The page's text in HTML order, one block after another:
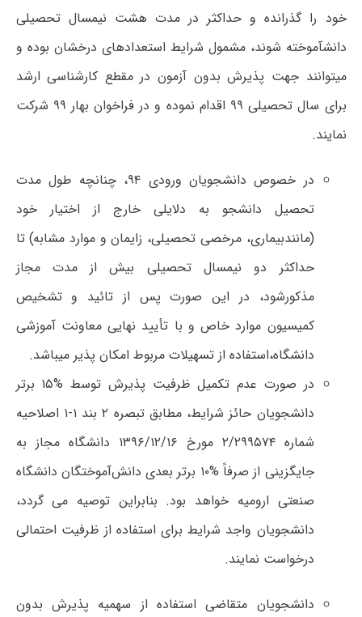
خود را گذرانده و حداکثر در مدت هشت نیمسال تحصیلی
دانشآموخته شوند، مشمول شرایط استعدادهای درخشان بوده و
میتوانند جهت پذیرش بدون آزمون در مقطع کارشناسی ارشد
برای سال تحصیلی ۹۹ اقدام نموده و در فراخوان بهار ۹۹ شرکت
نمایند.
در خصوص دانشجویان ورودی ۹۴، چنانچه طول مدت
تحصیل دانشجو به دلایلی خارج از اختیار خود
(مانندبیماری، مرخصی تحصیلی، زایمان و موارد مشابه) تا
حداکثر دو نیمسال تحصیلی بیش از مدت مجاز
مذکورشود، در این صورت پس از تائید و تشخیص
کمیسیون موارد خاص و با تأیید نهایی معاونت آموزشی
دانشگاه،استفاده از تسهیلات مربوط امکان پذیر میباشد.
در صورت عدم تکمیل ظرفیت پذیرش توسط %۱۵ برتر
دانشجویان حائز شرایط، مطابق تبصره ۲ بند ۱-۱ اصلاحیه
شماره ۲/۲۹۹۵۷۴ مورخ ۱۳۹۶/۱۲/۱۶ دانشگاه مجاز به
جایگزینی از صرفاً %۱۰ برتر بعدی دانش‌آموختگان دانشگاه
صنعتی ارومیه خواهد بود. بنابراین توصیه می گردد،
دانشجویان واجد شرایط برای استفاده از ظرفیت احتمالی
درخواست نمایند.
دانشجویان متقاضی استفاده از سهمیه پذیرش بدون